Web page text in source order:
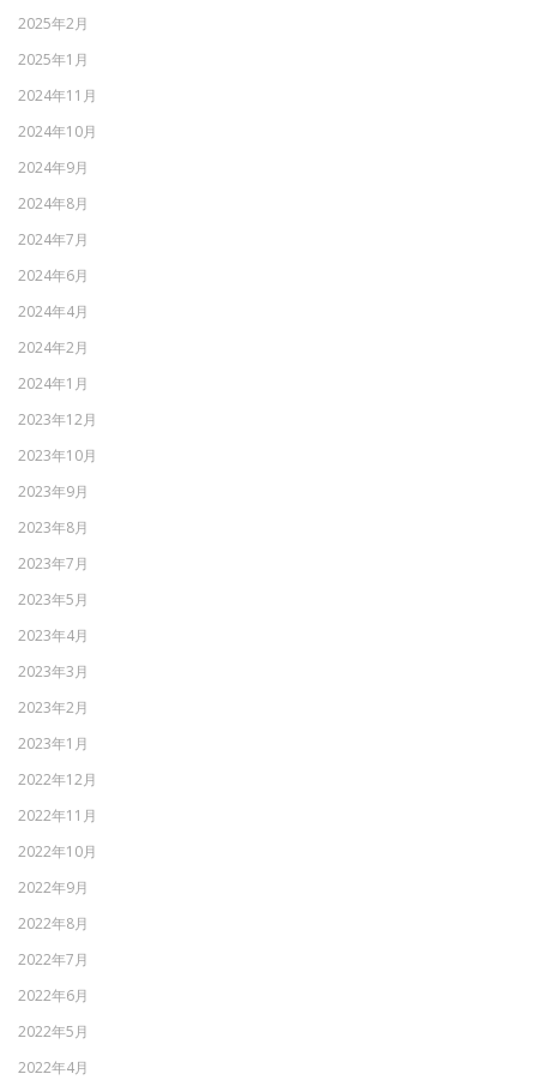
2025年2月
2025年1月
2024年11月
2024年10月
2024年9月
2024年8月
2024年7月
2024年6月
2024年4月
2024年2月
2024年1月
2023年12月
2023年10月
2023年9月
2023年8月
2023年7月
2023年5月
2023年4月
2023年3月
2023年2月
2023年1月
2022年12月
2022年11月
2022年10月
2022年9月
2022年8月
2022年7月
2022年6月
2022年5月
2022年4月